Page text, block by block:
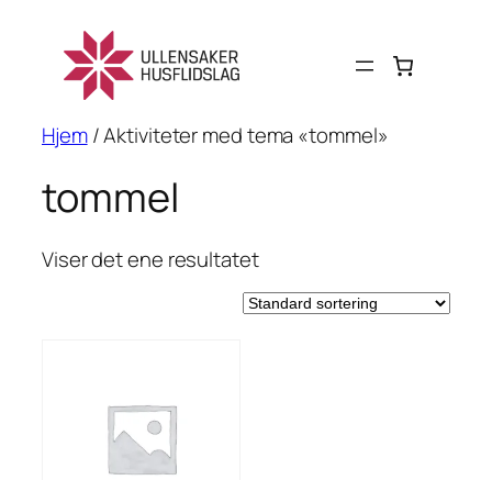
innhold
Hjem/ Aktiviteter med tema «tommel»
tommel
Viser det ene resultatet